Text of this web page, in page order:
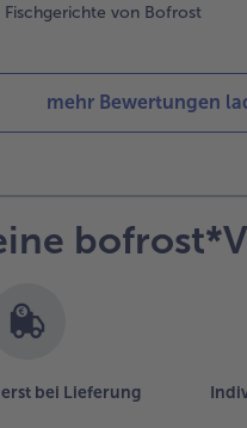
Fischgerichte von Bofrost
mehr Bewertungen
bei Lieferung